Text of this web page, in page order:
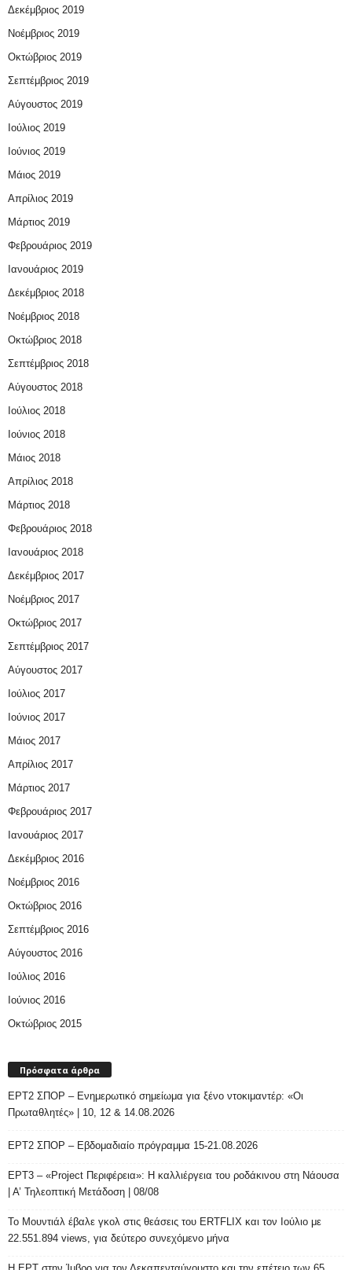
Δεκέμβριος 2019
Νοέμβριος 2019
Οκτώβριος 2019
Σεπτέμβριος 2019
Αύγουστος 2019
Ιούλιος 2019
Ιούνιος 2019
Μάιος 2019
Απρίλιος 2019
Μάρτιος 2019
Φεβρουάριος 2019
Ιανουάριος 2019
Δεκέμβριος 2018
Νοέμβριος 2018
Οκτώβριος 2018
Σεπτέμβριος 2018
Αύγουστος 2018
Ιούλιος 2018
Ιούνιος 2018
Μάιος 2018
Απρίλιος 2018
Μάρτιος 2018
Φεβρουάριος 2018
Ιανουάριος 2018
Δεκέμβριος 2017
Νοέμβριος 2017
Οκτώβριος 2017
Σεπτέμβριος 2017
Αύγουστος 2017
Ιούλιος 2017
Ιούνιος 2017
Μάιος 2017
Απρίλιος 2017
Μάρτιος 2017
Φεβρουάριος 2017
Ιανουάριος 2017
Δεκέμβριος 2016
Νοέμβριος 2016
Οκτώβριος 2016
Σεπτέμβριος 2016
Αύγουστος 2016
Ιούλιος 2016
Ιούνιος 2016
Οκτώβριος 2015
Πρόσφατα άρθρα
ΕΡΤ2 ΣΠΟΡ – Ενημερωτικό σημείωμα για ξένο ντοκιμαντέρ: «Οι
Πρωταθλητές» | 10, 12 & 14.08.2026
ΕΡΤ2 ΣΠΟΡ – Εβδομαδιαίο πρόγραμμα 15-21.08.2026
ΕΡΤ3 – «Project Περιφέρεια»: Η καλλιέργεια του ροδάκινου στη Νάουσα
| Α’ Τηλεοπτική Μετάδοση | 08/08
Το Μουντιάλ έβαλε γκολ στις θεάσεις του ERTFLIX και τον Ιούλιο με
22.551.894 views, για δεύτερο συνεχόμενο μήνα